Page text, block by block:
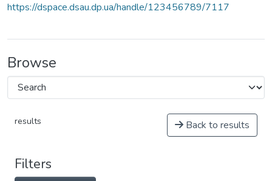
https://dspace.dsau.dp.ua/handle/123456789/7117
Browse
results Back to results
Filters